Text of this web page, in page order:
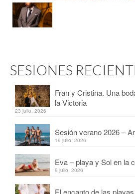
SESIONES
Fran y Cristina. Una
la Victoria
23 julio, 2026
Sesión verano 2026 –
19 julio, 2026
Eva – playa y Sol en la
9 julio, 2026
El encanto de las